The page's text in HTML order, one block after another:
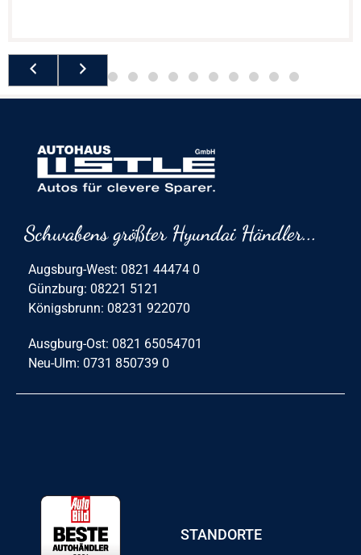
Schwabens größter Hyundai Händler...
Augsburg-West: 0821 44474 0
Günzburg: 08221 5121
Königsbrunn: 08231 922070
Ausgburg-Ost: 0821 65054701
Neu-Ulm: 0731 850739 0
STANDORTE